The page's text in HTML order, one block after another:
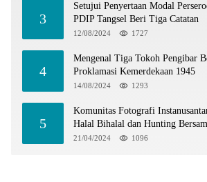
3
Setujui Penyertaan Modal
PDIP Tangsel Beri Tiga Catatan
12/08/2024 1727
4
Mengenal Tiga Tokoh Pengibar
Proklamasi Kemerdekaan 1945
14/08/2024 1293
5
Komunitas Fotografi
Halal Bihalal dan Hunting
21/04/2024 1096